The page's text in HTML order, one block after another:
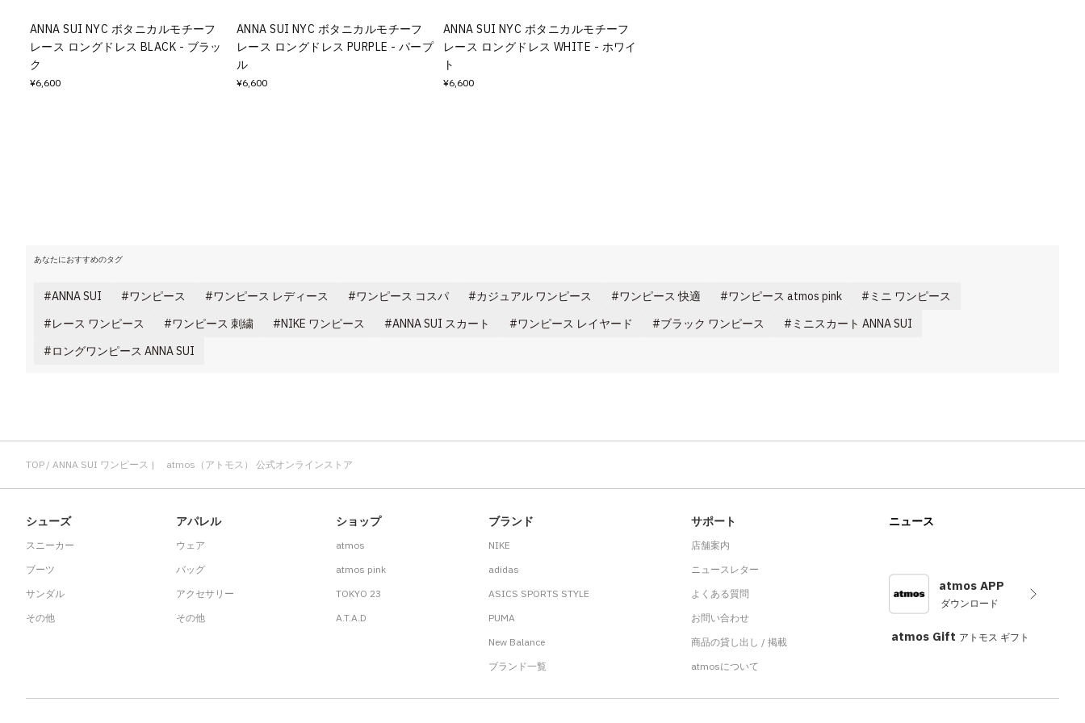
すべてのウェア
ANNA SUI NYC ボタニカルモチーフ
レース ロングドレス BLACK - ブラッ
ク
¥6,600
ANNA SUI NYC ボタニカルモチーフ
レース ロングドレス PURPLE - パープ
ル
¥6,600
ANNA SUI NYC ボタニカルモチーフ
レース ロングドレス WHITE - ホワイ
ト
¥6,600
あなたにおすすめのタグ
ANNA SUI ワンピース ワンピース レディース ワンピース コスパ カジュアル ワンピース ワンピース 快適 ワンピース atmos pink
ミニ ワンピース
レース ワンピース
ワンピース 刺繍 NIKE ワンピース ANNA SUI スカート ワンピース レイヤード ブラック ワンピース
ミニスカート ANNA SUI
ロングワンピース ANNA SUI
TOP ANNA SUI ワンピース | atmos（アトモス） 公式オンラインストア
シューズ
スニーカー
ブーツ
サンダル
その他
アパレル
ウェア
バッグ
アクセサリー
その他
ショップ
atmos
atmos pink
TOKYO 23
A.T.A.D
ブランド
NIKE
adidas
ASICS SPORTS STYLE
PUMA
New Balance
ブランド一覧
サポート
店舗案内
ニュースレター
よくある質問
お問い合わせ
商品の貸し出し / 掲載
atmosについて
ニュース
atmos APP
ダウンロード
atmos Gift アトモス ギフト